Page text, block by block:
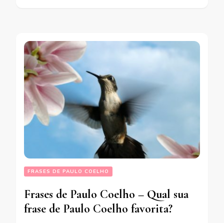
FRASES DE PAULO COELHO
Frases de Paulo Coelho – Qual sua
frase de Paulo Coelho favorita?